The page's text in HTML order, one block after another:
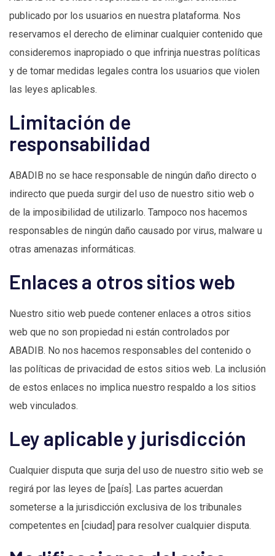
publicado por los usuarios en nuestra plataforma. Nos
reservamos el derecho de eliminar cualquier contenido que
consideremos inapropiado o que infrinja nuestras políticas
y de tomar medidas legales contra los usuarios que violen
las leyes aplicables.
Limitación de
responsabilidad
ABADIB no se hace responsable de ningún daño directo o
indirecto que pueda surgir del uso de nuestro sitio web o
de la imposibilidad de utilizarlo. Tampoco nos hacemos
responsables de ningún daño causado por virus, malware u
otras amenazas informáticas.
Enlaces a otros sitios web
Nuestro sitio web puede contener enlaces a otros sitios
web que no son propiedad ni están controlados por
ABADIB. No nos hacemos responsables del contenido o
las políticas de privacidad de estos sitios web. La inclusión
de estos enlaces no implica nuestro respaldo a los sitios
web vinculados.
Ley aplicable y jurisdicción
Cualquier disputa que surja del uso de nuestro sitio web se
regirá por las leyes de [país]. Las partes acuerdan
someterse a la jurisdicción exclusiva de los tribunales
competentes en [ciudad] para resolver cualquier disputa.